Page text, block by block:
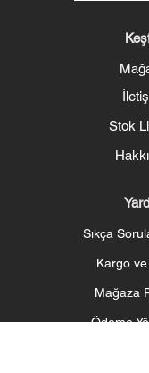
Stok
Sıkça
Kargo
Mağaza
Ödeme